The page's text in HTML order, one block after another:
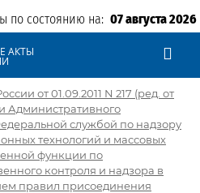
по состоянию на: 07 августа 2026
АКТЫ
от 01.09.2011 N 217 (ред. от
Административного
службой по надзору
технологий и массовых
функции по
контроля и надзора в
правил присоединения